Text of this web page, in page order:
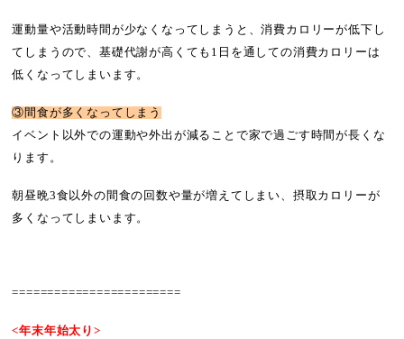
運動量や活動時間が少なくなってしまうと、消費カロリーが低下し
てしまうので、基礎代謝が高くても1日を通しての消費カロリーは
低くなってしまいます。
③間食が多くなってしまう
イベント以外での運動や外出が減ることで家で過ごす時間が長くな
ります。
朝昼晩3食以外の間食の回数や量が増えてしまい、摂取カロリーが
多くなってしまいます。
========================
<年末年始太り>